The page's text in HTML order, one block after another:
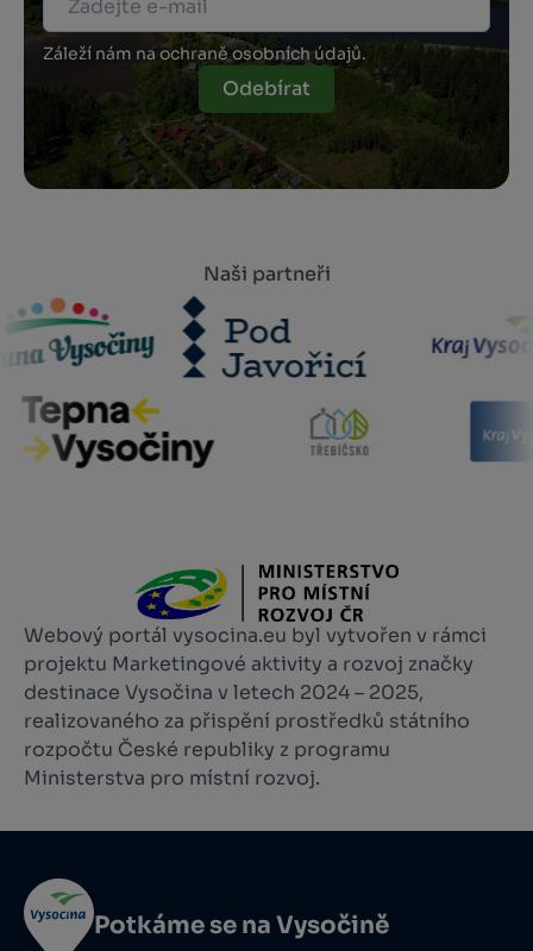
Záleží nám na ochraně osobních údajů.
Odebírat
Naši partneři
Webový portál vysocina.eu byl vytvořen v rámci
projektu Marketingové aktivity a rozvoj značky
destinace Vysočina v letech 2024 – 2025,
realizovaného za přispění prostředků státního
rozpočtu České republiky z programu
Ministerstva pro místní rozvoj.
Potkáme se na Vysočině